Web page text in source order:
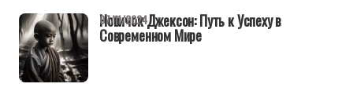
Новичок Джексон: Путь к Успеху в
Современном Мире
07/11/2024